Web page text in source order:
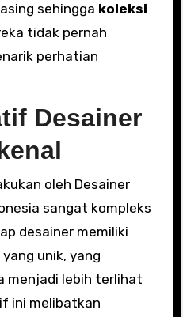
sehingga koleksi
tidak pernah
perhatian
Desainer
oleh Desainer
sangat kompleks
desainer memiliki
unik, yang
menjadi lebih terlihat
ini melibatkan